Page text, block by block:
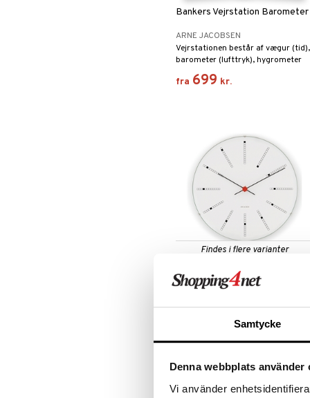
Samtycke
Denna webbplats använder
Vi använder
Bankers Vejrstation Barometer
ARNE JACOBSEN
Vejrstationen består af vægur (tid),
barometer (lufttryk), hygrometer
(luftfugtighed) og termometer
(temperatur).
fra 699 kr.
Findes i flere varianter
Bankers Vægur 21 cm
Væguret fås i 4 størrelser og
fremstilles den dag i dag stadig
efter originaltegningerne.
fra1299 kr.